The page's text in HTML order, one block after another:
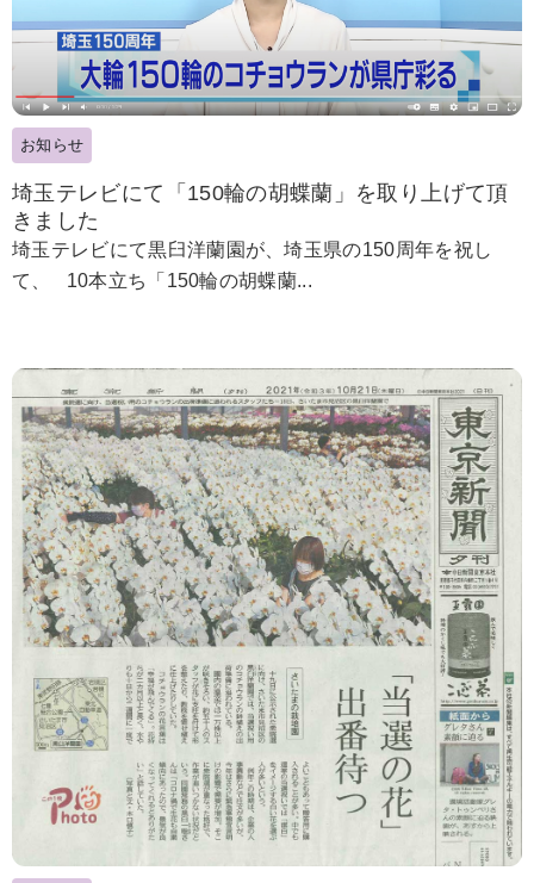
お知らせ
埼玉テレビにて「150輪の胡蝶蘭」を取り上げて頂
きました
埼玉テレビにて黒臼洋蘭園が、埼玉県の150周年を祝し
て、 10本立ち「150輪の胡蝶蘭...